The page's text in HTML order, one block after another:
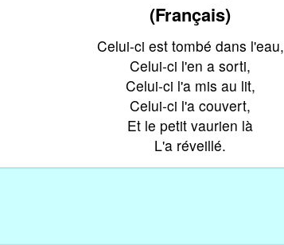
(Français)
Celui-ci est tombé dans l'eau,
Celui-ci l'en a sorti,
Celui-ci l'a mis au lit,
Celui-ci l'a couvert,
Et le petit vaurien là
L'a réveillé.